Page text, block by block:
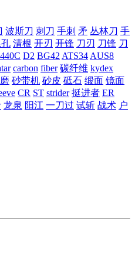
波斯刀 刺刀 手刺 矛 丛林刀 手
孔 清根 开刃 开锋 刀刃 刀锋 刀
440C D2 BG42 ATS34 AUS8
carbon fiber 碳纤维 kydex
砂带机 砂皮 砥石 缎面 镜面
CR ST strider 挺进者 ER
龙泉 阳江 一刀过 试斩 战术 户